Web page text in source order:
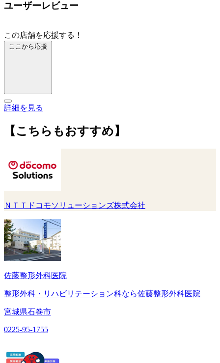
ユーザーレビュー
この店舗を応援する！
ここから応援
詳細を見る
【こちらもおすすめ】
ＮＴＴドコモソリューションズ株式会社
佐藤整形外科医院
整形外科・リハビリテーション科なら佐藤整形外科医院
宮城県石巻市
0225-95-1755